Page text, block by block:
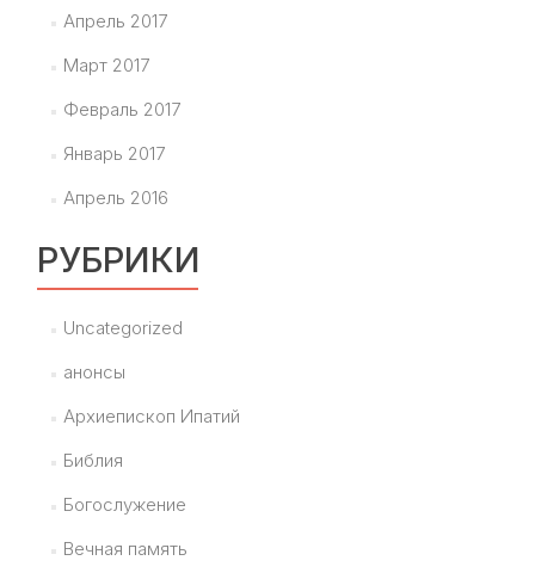
Апрель 2017
Март 2017
Февраль 2017
Январь 2017
Апрель 2016
РУБРИКИ
Uncategorized
анонсы
Архиепископ Ипатий
Библия
Богослужение
Вечная память